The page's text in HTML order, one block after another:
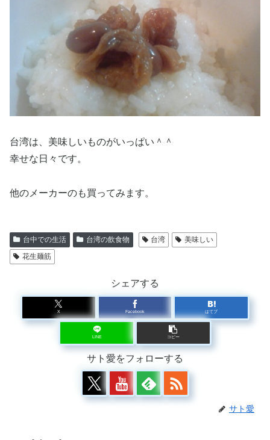
台湾は、美味しいものがいっぱい＾＾
幸せな日々です。
他のメーカーのも買ってみます。
台中での生活 台湾の飲食物 台湾
美味しい
花生麺筋
シェアする
X Facebook はてブ
LINE コピー
サト愛をフォローする
サト愛